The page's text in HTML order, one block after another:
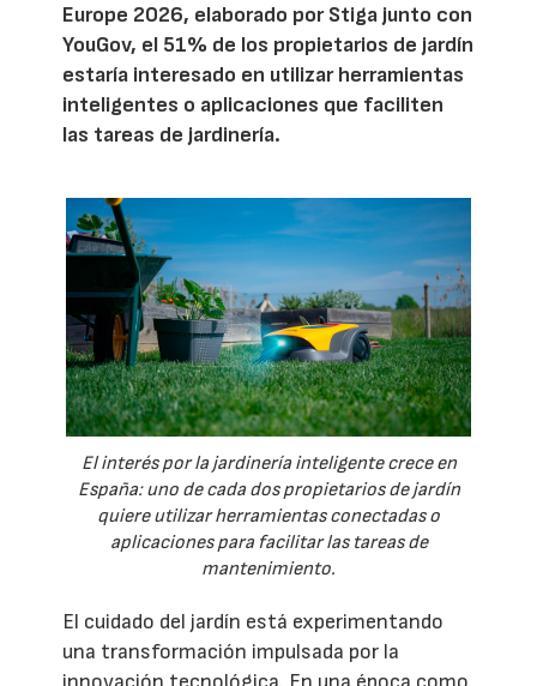
Europe 2026, elaborado por Stiga junto con
YouGov, el 51% de los propietarios de jardín
estaría interesado en utilizar herramientas
inteligentes o aplicaciones que faciliten
las tareas de jardinería.
El interés por la jardinería inteligente crece en
España: uno de cada dos propietarios de jardín
quiere utilizar herramientas conectadas o
aplicaciones para facilitar las tareas de
mantenimiento.
El cuidado del jardín está experimentando
una transformación impulsada por la